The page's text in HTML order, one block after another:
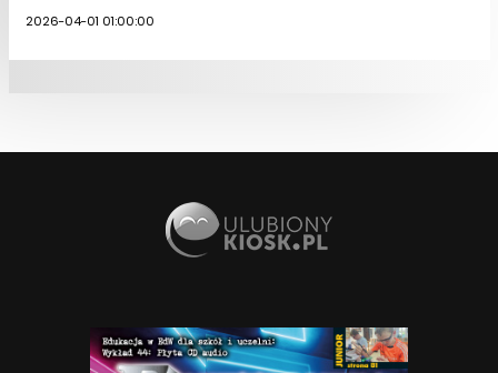
2026-04-01 01:00:00